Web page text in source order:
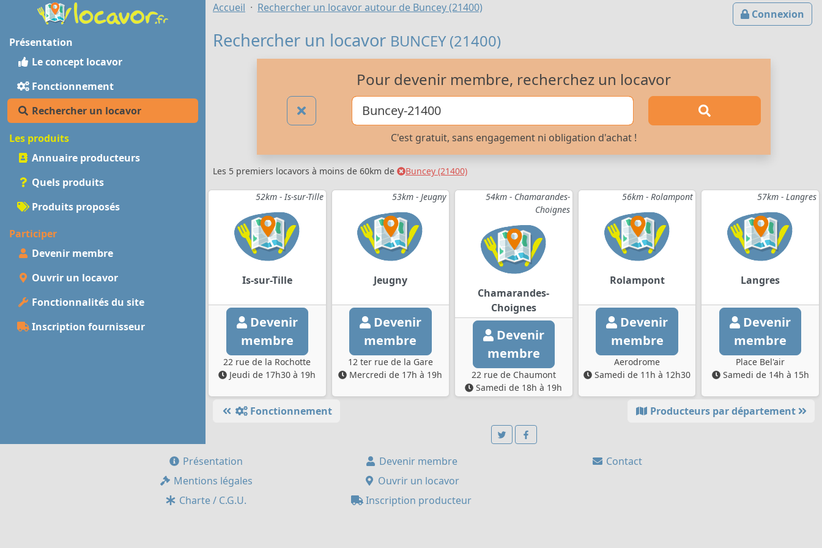
Présentation
Le concept locavor
Fonctionnement
Rechercher un locavor
Les produits
Annuaire producteurs
Quels produits
Produits proposés
Participer
Devenir membre
Ouvrir un locavor
Fonctionnalités du site
Inscription fournisseur
Connexion
Accueil Rechercher un locavor autour de Buncey (21400)
Rechercher un locavor BUNCEY (21400)
Pour devenir membre, recherchez un locavor
C'est gratuit, sans engagement ni obligation d'achat !
Les 5 premiers locavors à moins de 60km de Buncey (21400)
52km - Is-sur-Tille
Is-sur-Tille
Devenir
membre
22 rue de la Rochotte
Jeudi de 17h30 à 19h
53km - Jeugny
Jeugny
Devenir
membre
12 ter rue de la Gare
Mercredi de 17h à 19h
54km - Chamarandes-
Choignes
Chamarandes-
Choignes
Devenir
membre
22 rue de Chaumont
Samedi de 18h à 19h
56km - Rolampont
Rolampont
Devenir
membre
Aerodrome
Samedi de 11h à 12h30
57km - Langres
Langres
Devenir
membre
Place Bel'air
Samedi de 14h à 15h
Producteurs par département
Fonctionnement
Présentation
Mentions légales
Charte / C.G.U.
Devenir membre
Ouvrir un locavor
Inscription producteur
Contact